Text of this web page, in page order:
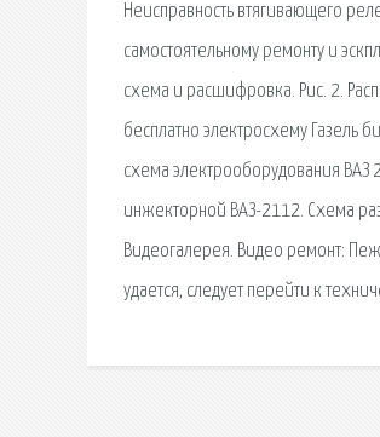
Неисправность втягивающего
самостоятельному ремонту и
схема и расшифровка. Рис. 2.
бесплатно электросхему
схема электрооборудования
инжекторной ВАЗ-2112. Схема
Видеогалерея. Видео ремонт:
удается, следует перейти к